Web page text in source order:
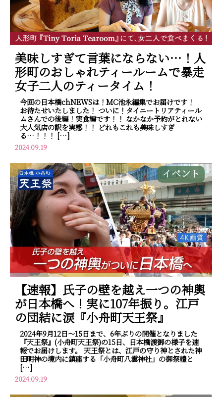
美味しすぎて言葉にならない…！人
形町のおしゃれティールームで暴走
女子二人のティータイム！
今回の日本橋chNEWSは！MC池永編集でお届けです！
お待たせいたしました！ ついに！タイニートリアティール
ムさんでの後編！実食編です！！ なかなか予約がとれない
大人気店の訳を実感！！ どれもこれも美味しすぎ
る…！！！ […]
2024.09.19
イベント
【速報】氏子の壁を越え一つの神輿
が日本橋へ！実に107年振り。江戸
の団結に涙『小舟町天王祭』
2024年9月12日～15日まで、6年ぶりの開催となりました
『天王祭』(小舟町天王祭)の15日、日本橋渡御の様子を速
報でお届けします。 天王祭とは、江戸の守り神とされた神
田明神の境内に鎮座する「小舟町八雲神社」の御祭禮と
[…]
2024.09.19